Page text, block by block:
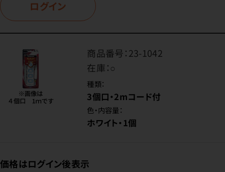
ログイン
商品番号：23-1042
在庫：○
種類：
3個口・2mコード付
色・内容量：
ホワイト・1個
価格はログイン後表示